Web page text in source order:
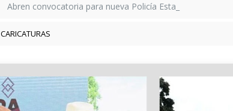
Abren convocatoria para nueva Policía Estatal Penitenciaria
CARICATURAS